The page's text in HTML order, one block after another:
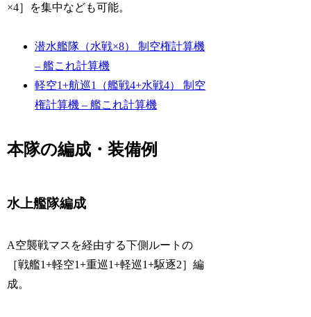
×4］を集中なども可能。
潜水艦隊（水戦×8） 制空権計算機
– 艦これ計算機
軽空1+航巡1（艦戦4+水戦4） 制空
権計算機 – 艦これ計算機
本隊の編成・装備例
水上艦隊編成
A空襲戦マスを経由する下側ルートの
［戦艦1+軽空1+重巡1+軽巡1+駆逐2］編
成。